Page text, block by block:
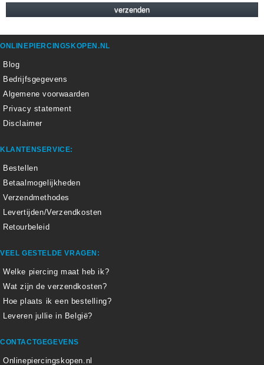
ONLINEPIERCINGSKOPEN.NL
Blog
Bedrijfsgegevens
Algemene voorwaarden
Privacy statement
Disclaimer
KLANTENSERVICE:
Bestellen
Betaalmogelijkheden
Verzendmethodes
Levertijden/Verzendkosten
Retourbeleid
VEEL GESTELDE VRAGEN:
Welke piercing maat heb ik?
Wat zijn de verzendkosten?
Hoe plaats ik een bestelling?
Leveren jullie in België?
CONTACTGEGEVENS
Onlinepiercingskopen.nl